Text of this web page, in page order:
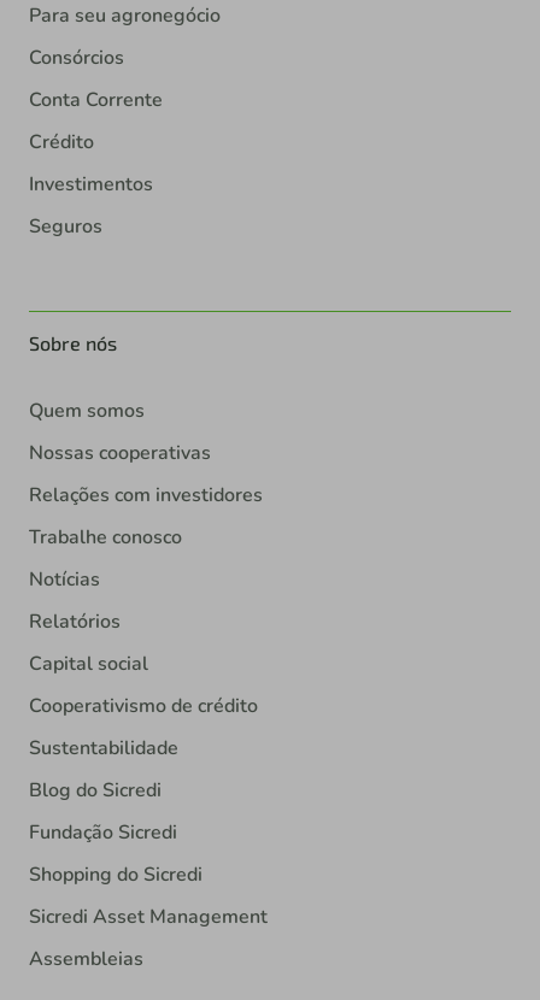
Para seu agronegócio
Consórcios
Conta Corrente
Crédito
Investimentos
Seguros
Sobre nós
Quem somos
Nossas cooperativas
Relações com investidores
Trabalhe conosco
Notícias
Relatórios
Capital social
Cooperativismo de crédito
Sustentabilidade
Blog do Sicredi
Fundação Sicredi
Shopping do Sicredi
Sicredi Asset Management
Assembleias